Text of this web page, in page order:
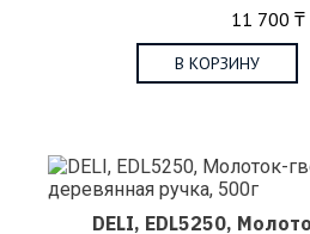
11 700 ₸
В КОРЗИНУ
DELI, EDL5250,